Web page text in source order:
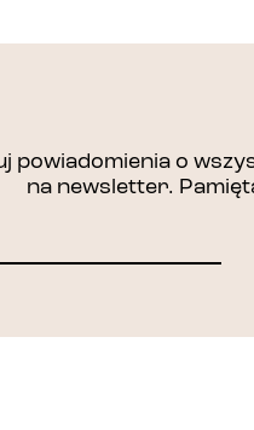
powiadomienia o
na newsletter.